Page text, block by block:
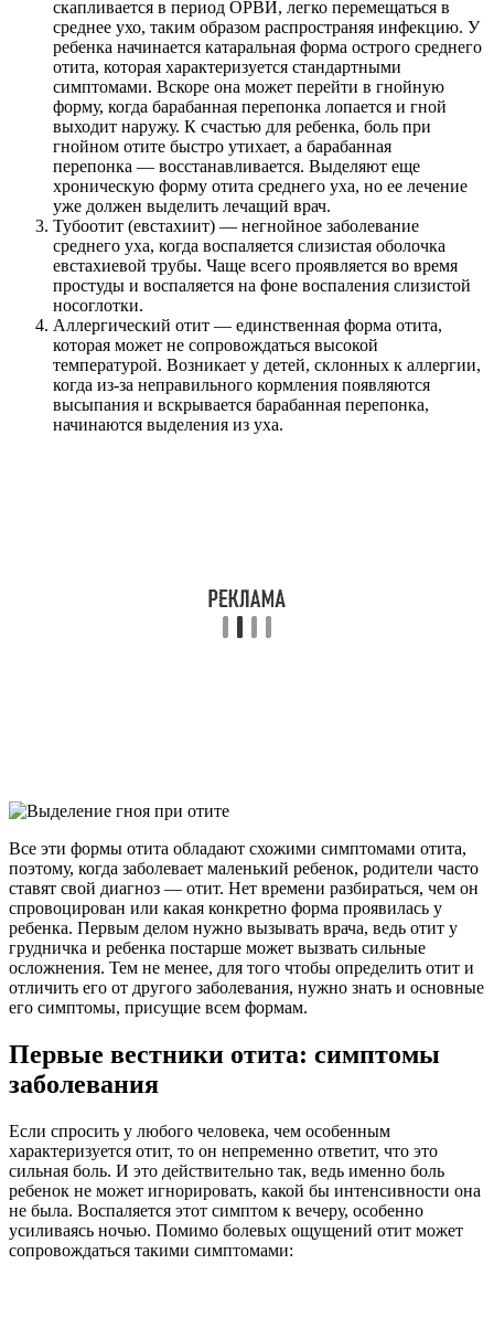
скапливается в период ОРВИ, легко перемещаться в
среднее ухо, таким образом распространяя инфекцию. У
ребенка начинается катаральная форма острого среднего
отита, которая характеризуется стандартными
симптомами. Вскоре она может перейти в гнойную
форму, когда барабанная перепонка лопается и гной
выходит наружу. К счастью для ребенка, боль при
гнойном отите быстро утихает, а барабанная
перепонка — восстанавливается. Выделяют еще
хроническую форму отита среднего уха, но ее лечение
уже должен выделить лечащий врач.
Тубоотит (евстахиит) — негнойное заболевание
среднего уха, когда воспаляется слизистая оболочка
евстахиевой трубы. Чаще всего проявляется во время
простуды и воспаляется на фоне воспаления слизистой
носоглотки.
Аллергический отит — единственная форма отита,
которая может не сопровождаться высокой
температурой. Возникает у детей, склонных к аллергии,
когда из-за неправильного кормления появляются
высыпания и вскрывается барабанная перепонка,
начинаются выделения из уха.
Все эти формы отита обладают схожими симптомами отита,
поэтому, когда заболевает маленький ребенок, родители часто
ставят свой диагноз — отит. Нет времени разбираться, чем он
спровоцирован или какая конкретно форма проявилась у
ребенка. Первым делом нужно вызывать врача, ведь отит у
грудничка и ребенка постарше может вызвать сильные
осложнения. Тем не менее, для того чтобы определить отит и
отличить его от другого заболевания, нужно знать и основные
его симптомы, присущие всем формам.
Первые вестники отита: симптомы
заболевания
Если спросить у любого человека, чем особенным
характеризуется отит, то он непременно ответит, что это
сильная боль. И это действительно так, ведь именно боль
ребенок не может игнорировать, какой бы интенсивности она
не была. Воспаляется этот симптом к вечеру, особенно
усиливаясь ночью. Помимо болевых ощущений отит может
сопровождаться такими симптомами: